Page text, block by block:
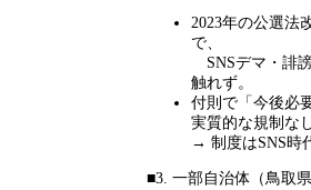
2023年の公選法
で、
SNSデマ・誹
触れず。
付則で「今後必
実質的な規制な
→ 制度はSNS時
■3. 一部自治体（鳥取